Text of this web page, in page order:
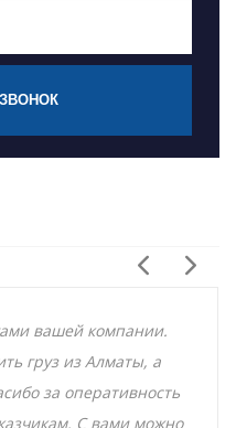
вашей компании.
груз из Алматы, а
за оперативность
С вами можно